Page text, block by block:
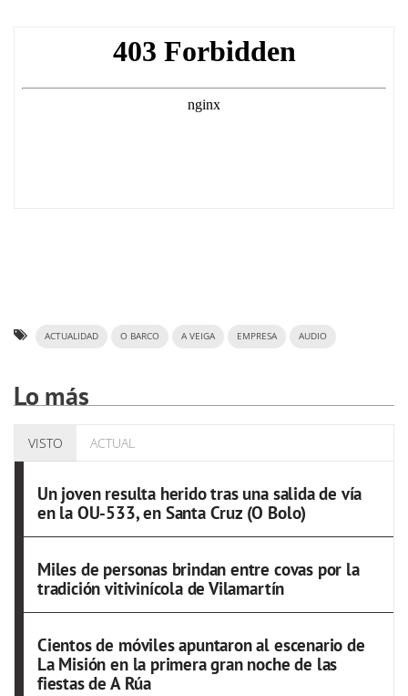
ACTUALIDAD O BARCO A VEIGA EMPRESA AUDIO
Lo más
VISTO ACTUAL
Un joven resulta herido tras una salida de vía
en la OU-533, en Santa Cruz (O Bolo)
Miles de personas brindan entre covas por la
tradición vitivinícola de Vilamartín
Cientos de móviles apuntaron al escenario de
La Misión en la primera gran noche de las
fiestas de A Rúa